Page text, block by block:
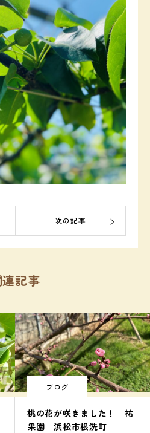
次の記事
記事
ブログ
桃の花が咲きました！｜祐
果園｜浜松市根洗町